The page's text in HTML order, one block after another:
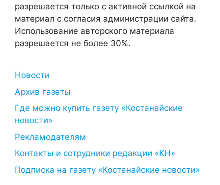
разрешается только с активной ссылкой на
материал с согласия администрации сайта.
Использование авторского материала
разрешается не более 30%.
Новости
Архив газеты
Где можно купить газету «Костанайские
новости»
Рекламодателям
Контакты и сотрудники редакции «КН»
Подписка на газету «Костанайские новости»